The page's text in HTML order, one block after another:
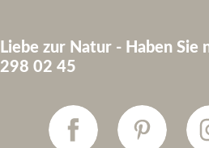
Liebe zur Natur - Haben Sie
298 02 45